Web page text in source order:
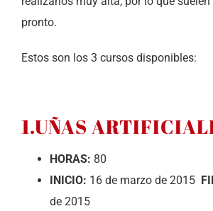
pronto.
Estos son los 3 cursos disponibles:
1.UÑAS
HORAS: 80
INICIO: 16 de marzo de 2015
de 2015